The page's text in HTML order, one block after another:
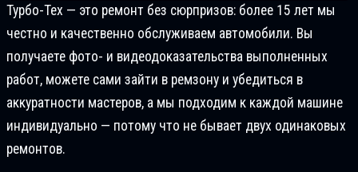
Турбо-Тех — это ремонт без сюрпризов: более 15 лет мы
честно и качественно обслуживаем автомобили. Вы
получаете фото- и видеодоказательства выполненных
работ, можете сами зайти в ремзону и убедиться в
аккуратности мастеров, а мы подходим к каждой машине
индивидуально — потому что не бывает двух одинаковых
ремонтов.